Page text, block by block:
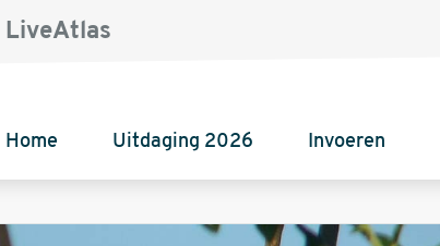
LiveAtlas
Home Uitdaging 2026 Invoeren